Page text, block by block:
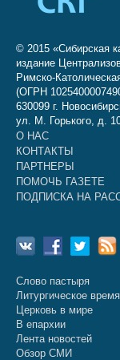
© 2015 «Сибирская
издание
Римско-
(ОГРН
630099 г.
ул. М. Горького, д.
О НАС
КОНТАКТЫ
ПАРТНЕРЫ
ПОМОЧЬ ГАЗЕТЕ
ПОДПИСКА НА
Слово пастыря
Литургическое время
Церковь в мире
В епархии
Лента новостей
Обзор СМИ